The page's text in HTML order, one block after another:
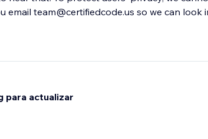
email team@certifiedcode.us so we can look
para actualizar